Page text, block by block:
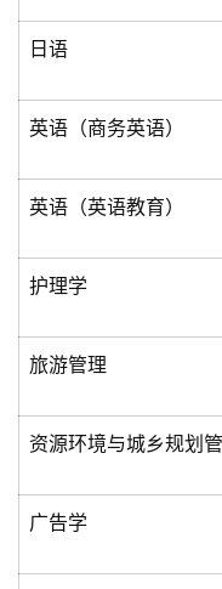
投
稿
日语
英语（商务英语）
英语（英语教育）
护理学
旅游管理
资源环境与城乡规划
广告学